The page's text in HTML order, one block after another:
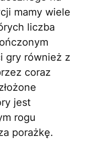
mamy wiele
liczba
gry również z
coraz
jest
rogu
porażkę.